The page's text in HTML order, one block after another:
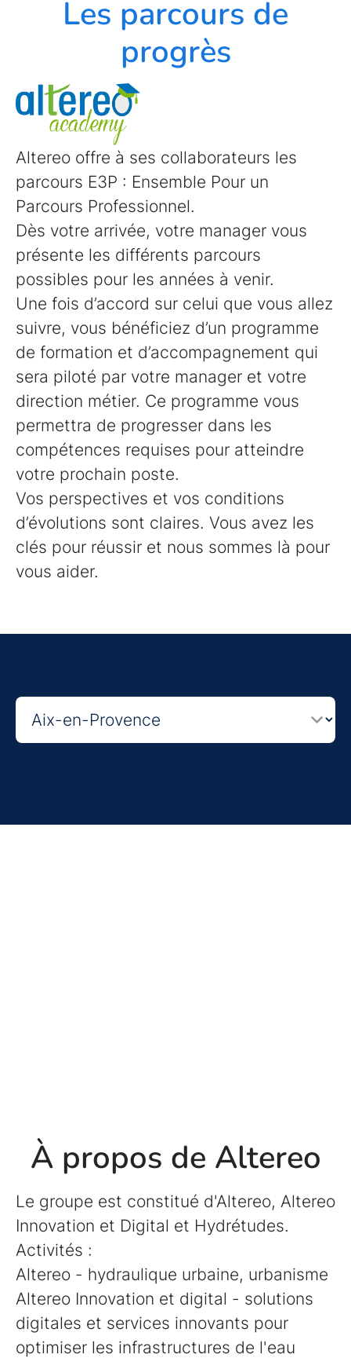
Les parcours de
progrès
Altereo offre à ses collaborateurs les
parcours E3P : Ensemble Pour un
Parcours Professionnel.
Dès votre arrivée, votre manager vous
présente les différents parcours
possibles pour les années à venir.
Une fois d’accord sur celui que vous allez
suivre, vous bénéficiez d’un programme
de formation et d’accompagnement qui
sera piloté par votre manager et votre
direction métier. Ce programme vous
permettra de progresser dans les
compétences requises pour atteindre
votre prochain poste.
Vos perspectives et vos conditions
d’évolutions sont claires. Vous avez les
clés pour réussir et nous sommes là pour
vous aider.
À propos de Altereo
Le groupe est constitué d'Altereo, Altereo
Innovation et Digital et Hydrétudes.
Activités :
Altereo - hydraulique urbaine, urbanisme
Altereo Innovation et digital - solutions
digitales et services innovants pour
optimiser les infrastructures de l'eau